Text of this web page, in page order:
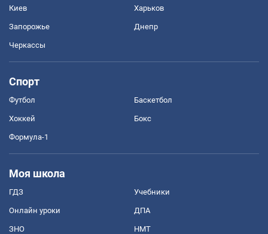
Киев Харьков
Запорожье Днепр
Черкассы
Спорт
Футбол Баскетбол
Хоккей Бокс
Формула-1
Моя школа
ГДЗ Учебники
Онлайн уроки ДПА
ЗНО НМТ